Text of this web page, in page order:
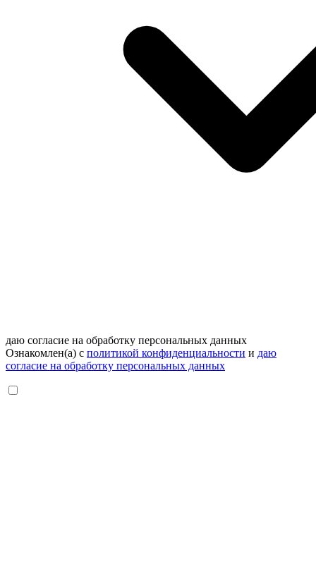
даю согласие на обработку персональных данных
Ознакомлен(а) с политикой конфиденциальности и даю
согласие на обработку персональных данных